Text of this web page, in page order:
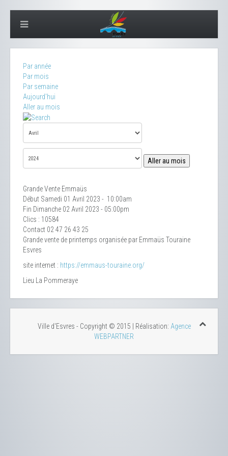
Par année
Par mois
Par semaine
Aujourd'hui
Aller au mois
Aller au mois
Grande Vente Emmaüs
Début Samedi 01 Avril 2023 - 10:00am
Fin Dimanche 02 Avril 2023 - 05:00pm
Clics : 10584
Contact 02 47 26 43 25
Grande vente de printemps organisée par Emmaüs Touraine
Esvres
site internet : https://emmaus-touraine.org/
Lieu La Pommeraye
Ville d'Esvres - Copyright © 2015 | Réalisation: Agence
WEBPARTNER